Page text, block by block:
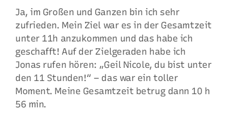
Ja, im Großen und Ganzen bin ich sehr
zufrieden. Mein Ziel war es in der Gesamtzeit
unter 11h anzukommen und das habe ich
geschafft! Auf der Zielgeraden habe ich
Jonas rufen hören: „Geil Nicole, du bist unter
den 11 Stunden!“ – das war ein toller
Moment. Meine Gesamtzeit betrug dann 10 h
56 min.